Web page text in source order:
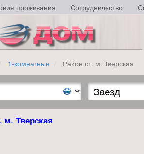
проживания Сотрудничество
1-комнатные Район ст. м. Тверская
м. Тверская